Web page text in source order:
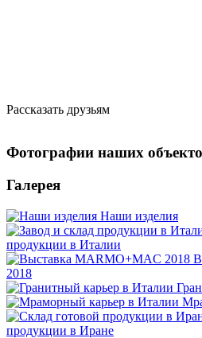
Рассказать друзьям
Фотографии наших
Галерея
Наши изделия
продукции в Италии
2018
продукции в Иране